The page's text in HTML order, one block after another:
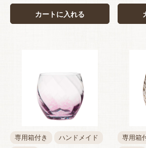
カートに入れる
専用箱付き
ハンドメイド
専用箱